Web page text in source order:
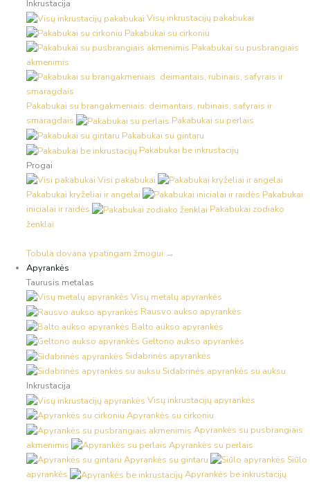
Inkrustacija
Visų inkrustacijų pakabukai
Pakabukai su cirkoniu
Pakabukai su pusbrangiais
akmenimis
Pakabukai su brangakmeniais: deimantais, rubinais, safyrais ir
smaragdais
Pakabukai su perlais
Pakabukai su gintaru
Pakabukai be inkrustacijų
Progai
Visi pakabukai
Pakabukai kryželiai ir angelai
Pakabukai
inicialai ir raidės
Pakabukai zodiako
ženklai
Tobula dovana ypatingam žmogui →
Apyrankės
Taurusis metalas
Visų metalų apyrankės
Rausvo aukso apyrankės
Balto aukso apyrankės
Geltono aukso apyrankės
Sidabrinės apyrankės
Sidabrinės apyrankės su auksu
Inkrustacija
Visų inkrustacijų apyrankės
Apyrankės su cirkoniu
Apyrankės su pusbrangiais
akmenimis
Apyrankės su perlais
Apyrankės su gintaru
Siūlo
apyrankės
Apyrankės be inkrustacijų